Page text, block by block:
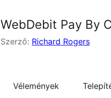
WebDebit Pay By
Szerző: Richard Rogers
Vélemények